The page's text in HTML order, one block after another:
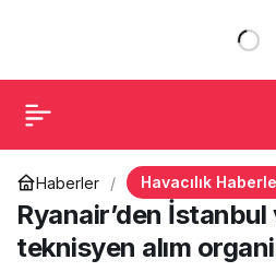
Haberler Havacılık
Ryanair’den İstanbul
teknisyen alım
organizyonu!